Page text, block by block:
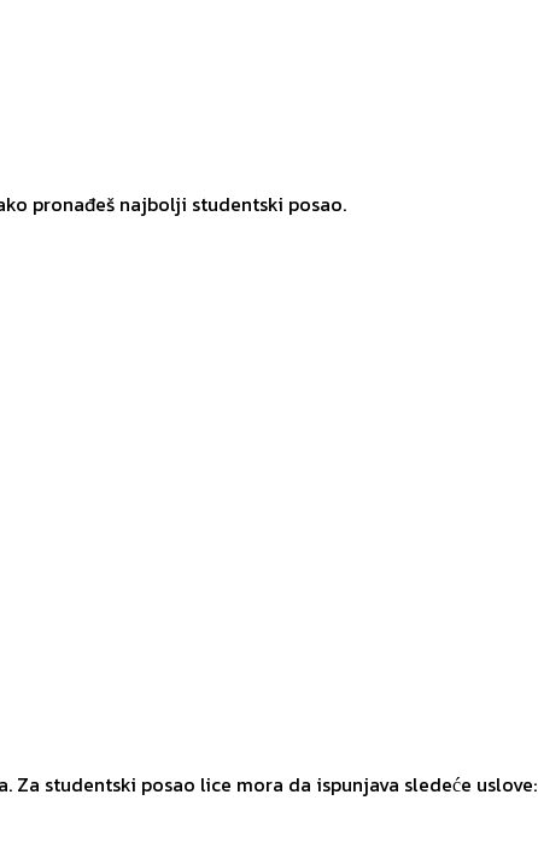
pronađeš najbolji studentski posao.
studentski posao lice mora da ispunjava sledeće uslove: